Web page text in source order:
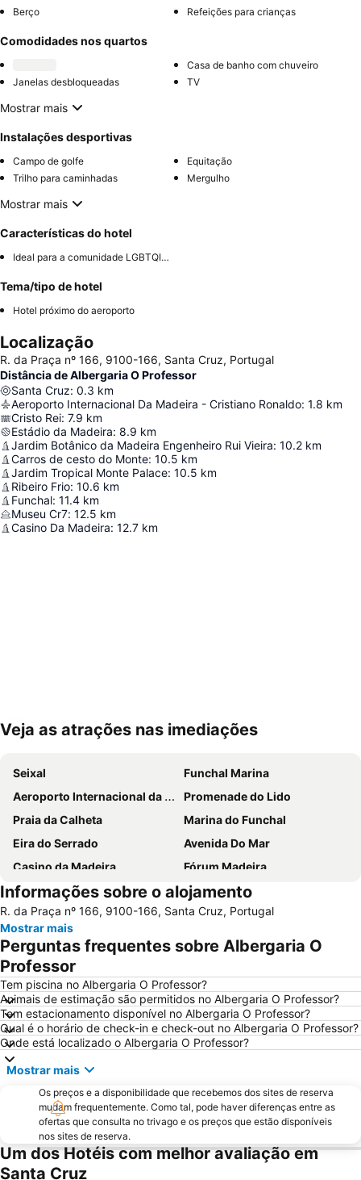
Berço Refeições para crianças
Comodidades nos quartos
Casa de banho com chuveiro
Janelas desbloqueadas
TV
Mostrar mais
Instalações desportivas
Campo de golfe
Equitação
Trilho para caminhadas
Mergulho
Mostrar mais
Características do hotel
Ideal para a comunidade LGBTQIA+
Tema/tipo de hotel
Hotel próximo do aeroporto
Localização
R. da Praça nº 166, 9100-166, Santa Cruz, Portugal
Distância de Albergaria O Professor
Santa Cruz: 0.3 km
Aeroporto Internacional Da Madeira - Cristiano Ronaldo: 1.8 km
Cristo Rei: 7.9 km
Estádio da Madeira: 8.9 km
Jardim Botânico da Madeira Engenheiro Rui Vieira: 10.2 km
Carros de cesto do Monte: 10.5 km
Jardim Tropical Monte Palace: 10.5 km
Ribeiro Frio: 10.6 km
Funchal: 11.4 km
Museu Cr7: 12.5 km
Casino Da Madeira: 12.7 km
Ampliar mapa
Veja as atrações nas imediações
Seixal
Funchal Marina
Aeroporto Internacional da Madeira Cristiano Ronaldo
Promenade do Lido
Praia da Calheta
Marina do Funchal
Eira do Serrado
Avenida Do Mar
Casino da Madeira
Fórum Madeira
Sé Catedral do Funchal
Praia Machico
Parque temático da Madeira
Praia do Sol
Casas Típicas de Santana
Dos Reis Magos
Avenida Arriaga
Monte Palace Tropical Garden
Santa Maria
Santa Catarina
Miradouro Ponta do Sol
Clube de Golfe Santo da Serra Parque Madeira Magic - Cidade das Crianças
Complexo Balnear de Ponta Delgada
Reid’s Palace Classic Auto Show
Porto de Ribeira Brava-Madeira
Jardim de São Martinho
Largo do Curral das Freiras
São Lourenço
Miradouro do Cabo Girão
Madalena do Mar
Madeira Story Centre
Igreja de Nossa Senhora da Luz
Informações sobre o alojamento
R. da Praça nº 166, 9100-166, Santa Cruz, Portugal
Mostrar mais
Perguntas frequentes sobre Albergaria O
Professor
Tem piscina no Albergaria O Professor?
Animais de estimação são permitidos no Albergaria O Professor?
Tem estacionamento disponível no Albergaria O Professor?
Qual é o horário de check-in e check-out no Albergaria O Professor?
Onde está localizado o Albergaria O Professor?
Mostrar mais
Os preços e a disponibilidade que recebemos dos sites de reserva
mudam frequentemente. Como tal, pode haver diferenças entre as
ofertas que consulta no trivago e os preços que estão disponíveis
nos sites de reserva.
Um dos Hotéis com melhor avaliação em
Santa Cruz